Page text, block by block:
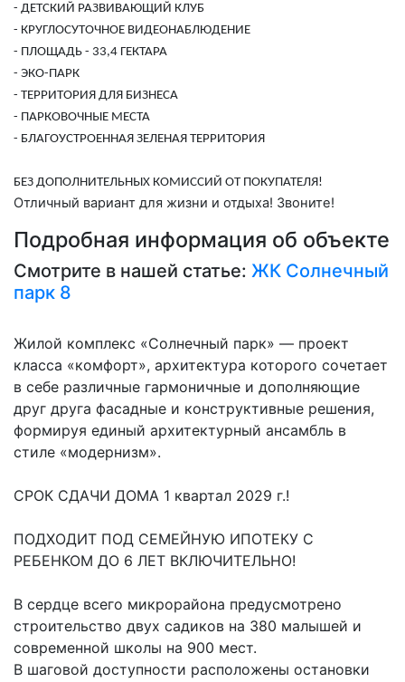
- ДЕТСКИЙ РАЗВИВАЮЩИЙ КЛУБ
- КРУГЛОСУТОЧНОЕ ВИДЕОНАБЛЮДЕНИЕ
- ПЛОЩАДЬ - 33,4 ГЕКТАРА
- ЭКО-ПАРК
- ТЕРРИТОРИЯ ДЛЯ БИЗНЕСА
- ПАРКОВОЧНЫЕ МЕСТА
- БЛАГОУСТРОЕННАЯ ЗЕЛЕНАЯ ТЕРРИТОРИЯ
БЕЗ ДОПОЛНИТЕЛЬНЫХ КОМИССИЙ ОТ ПОКУПАТЕЛЯ!
Отличный вариант для жизни и отдыха! Звоните!
Подробная информация об объекте
Смотрите в нашей статье: ЖК Солнечный
парк 8
Жилой комплекс «Солнечный парк» — проект
класса «комфорт», архитектура которого сочетает
в себе различные гармоничные и дополняющие
друг друга фасадные и конструктивные решения,
формируя единый архитектурный ансамбль в
стиле «модернизм».
СРОК СДАЧИ ДОМА 1 квартал 2029 г.!
ПОДХОДИТ ПОД СЕМЕЙНУЮ ИПОТЕКУ С
РЕБЕНКОМ ДО 6 ЛЕТ ВКЛЮЧИТЕЛЬНО!
В сердце всего микрорайона предусмотрено
строительство двух садиков на 380 малышей и
современной школы на 900 мест.
В шаговой доступности расположены остановки